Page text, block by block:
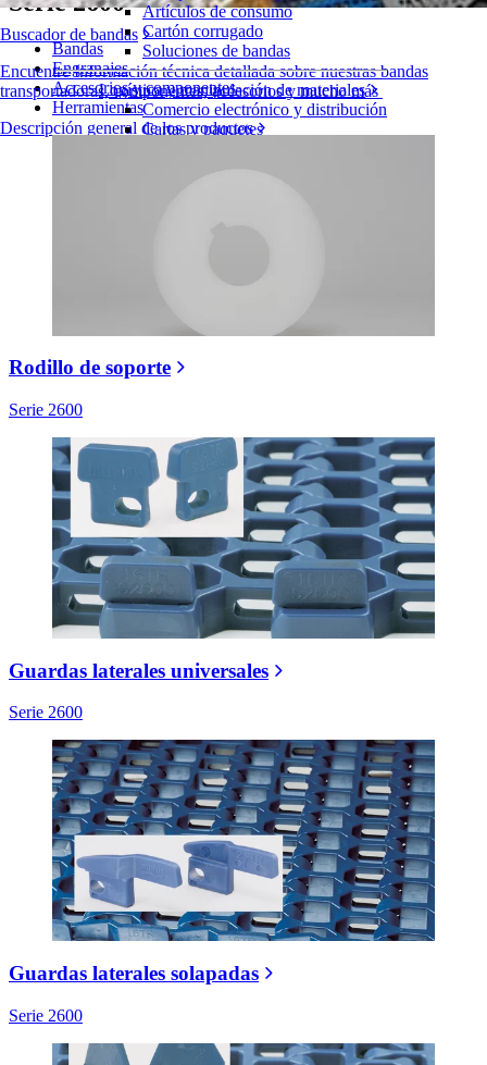
Buscador de bandas
Encuentre Información técnica detallada sobre nuestras bandas
transportadoras, componentes, accesorios y mucho más
Descripción general de los productos
Artículos de consumo
Cartón corrugado
Soluciones de bandas
Logística y manipulación de materiales
Comercio electrónico y distribución
Cartas y paquetes
Neumáticos
Bandas
Engranajes
Accesorios y componentes
Herramientas
Rodillo de soporte
Serie 2600
Guardas laterales universales
Serie 2600
Guardas laterales solapadas
Serie 2600